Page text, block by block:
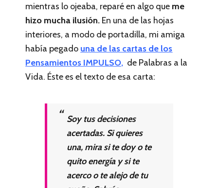
mientras lo ojeaba, reparé en algo que me
hizo mucha ilusión. En una de las hojas
interiores, a modo de portadilla, mi amiga
había pegado una de las cartas de los
Pensamientos IMPULSO, de Palabras a la
Vida. Éste es el texto de esa carta:
Soy tus decisiones
acertadas. Si quieres
una, mira si te doy o te
quito energía y si te
acerco o te alejo de tu